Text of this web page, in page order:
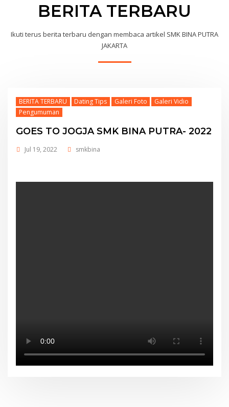
BERITA TERBARU
Ikuti terus berita terbaru dengan membaca artikel SMK BINA PUTRA
JAKARTA
BERITA TERBARU Dating Tips Galeri Foto
Galeri Vidio
Pengumuman
GOES TO JOGJA SMK BINA PUTRA- 2022
Jul 19, 2022 smkbina